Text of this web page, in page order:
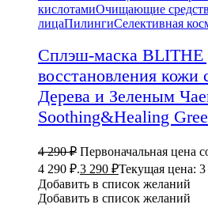
кислотамиОчищающие
лицаПилингиСелективная
Сплэш-маска BLITHE
восстановления кожи
Дерева и Зеленым
Soothing&Healing
4 290₽ Первоначальная цена
4 290 ₽.3 290 ₽Текущая цена: 3
Добавить в список желаний
Добавить в список желаний